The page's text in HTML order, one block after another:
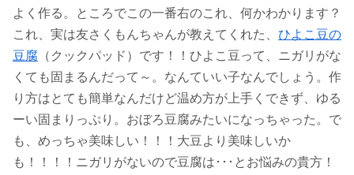
よく作る。ところでこの一番右のこれ、何かわかります？
これ、実は友さくもんちゃんが教えてくれた、 ひよこ豆の
豆腐 （クックパッド）です！！ひよこ豆って、ニガリがな
くても固まるんだって～。なんていい子なんでしょう。作
り方はとても簡単なんだけど温め方が上手くできず、ゆる
ーい固まりっぷり。おぼろ豆腐みたいになっちゃった。で
も、めっちゃ美味しい！！！大豆より美味しいか
も！！！！ニガリがないので豆腐は･･･とお悩みの貴方！